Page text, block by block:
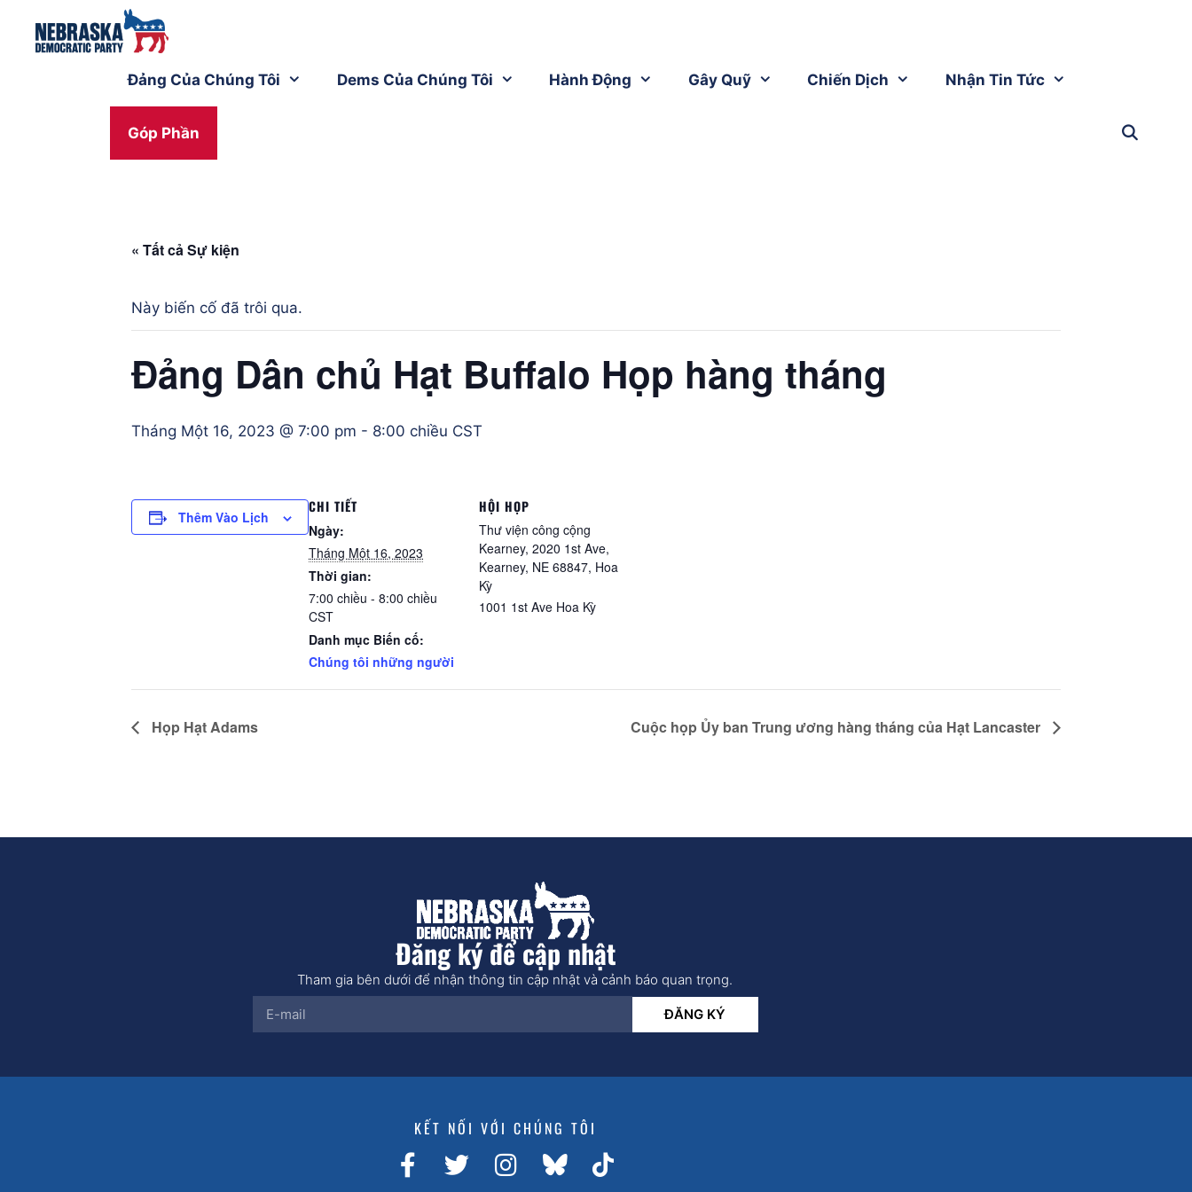
Đảng Của Chúng Tôi Dems Của Chúng Tôi Hành Động Gây Quỹ Chiến Dịch Nhận Tin Tức
Góp Phần
« Tất cả Sự kiện
Này biến cố đã trôi qua.
Đảng Dân chủ Hạt Buffalo Họp hàng tháng
Tháng Một 16, 2023 @ 7:00 pm - 8:00 chiều CST
Thêm Vào Lịch
CHI TIẾT
Ngày:
Tháng Một 16, 2023
Thời gian:
7:00 chiều - 8:00 chiều
CST
Danh mục Biến cố:
Chúng tôi những người
HỘI HỌP
Thư viện công cộng
Kearney, 2020 1st Ave,
Kearney, NE 68847, Hoa
Kỳ
1001 1st Ave Hoa Kỳ
Họp Hạt Adams Cuộc họp Ủy ban Trung ương hàng tháng của Hạt Lancaster
Đăng ký để cập nhật
Tham gia bên dưới để nhận thông tin cập nhật và cảnh báo quan trọng.
ĐĂNG KÝ
KẾT NỐI VỚI CHÚNG TÔI